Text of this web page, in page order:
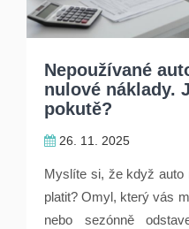
Nepoužívané
nulové náklady.
pokutě?
26. 11. 2025
Myslíte si, že když auto
platit? Omyl, který vás
nebo sezónně